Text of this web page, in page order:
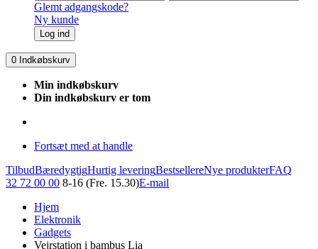
Glemt adgangskode?
Ny kunde
Log ind
0 Indkøbskurv
Min indkøbskurv
Din indkøbskurv er tom
Fortsæt med at handle
TilbudBæredygtigHurtig leveringBestsellereNye produkterFAQ
32 72 00 00 8-16 (Fre. 15.30)E-mail
Hjem
Elektronik
Gadgets
Vejrstation i bambus Lia